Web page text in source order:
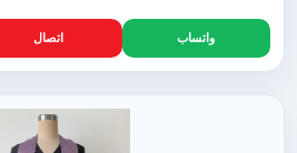
واتساب اتصال